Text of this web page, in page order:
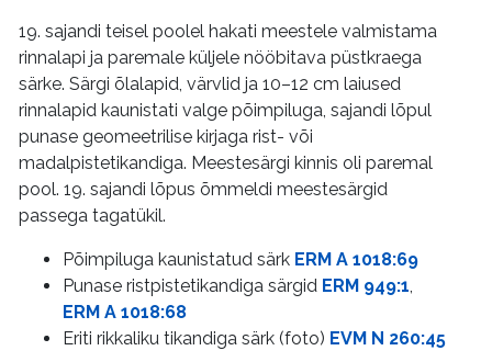
19. sajandi teisel poolel hakati meestele valmistama
rinnalapi ja paremale küljele nööbitava püstkraega
särke. Särgi õlalapid, värvlid ja 10–12 cm laiused
rinnalapid kaunistati valge põimpiluga, sajandi lõpul
punase geomeetrilise kirjaga rist- või
madalpistetikandiga. Meestesärgi kinnis oli paremal
pool. 19. sajandi lõpus õmmeldi meestesärgid
passega tagatükil.
Põimpiluga kaunistatud särk ERM A 1018:69
Punase ristpistetikandiga särgid ERM 949:1
ERM A 1018:68
Eriti rikkaliku tikandiga särk (foto) EVM N 260:45